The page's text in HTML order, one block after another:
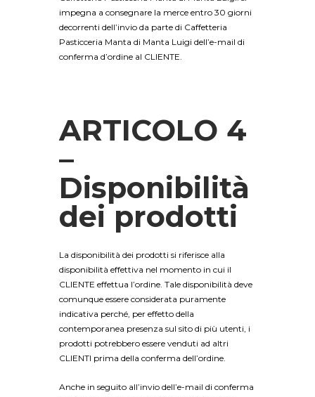
impegna a consegnare la merce entro 30 giorni
decorrenti dell’invio da parte di Caffetteria
Pasticceria Manta di Manta Luigi dell’e-mail di
conferma d’ordine al CLIENTE.
ARTICOLO 4
–
Disponibilità
dei prodotti
La disponibilità dei prodotti si riferisce alla
disponibilità effettiva nel momento in cui il
CLIENTE effettua l’ordine. Tale disponibilità deve
comunque essere considerata puramente
indicativa perché, per effetto della
contemporanea presenza sul sito di più utenti, i
prodotti potrebbero essere venduti ad altri
CLIENTI prima della conferma dell’ordine.
Anche in seguito all’invio dell’e-mail di conferma